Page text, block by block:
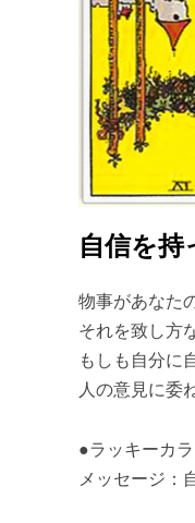
自信を
物事があなた
それを致し方
もしも自分に
人の意見に委
●ラッキーカ
メッセージ：